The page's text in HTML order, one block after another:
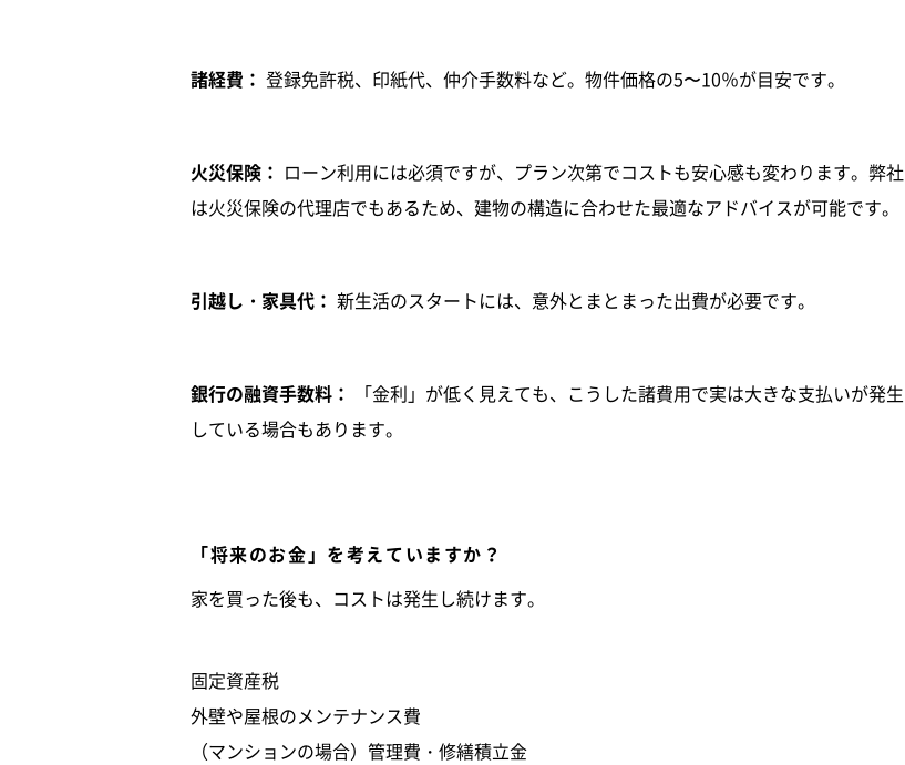
諸経費： 登録免許税、印紙代、仲介手数料など。物件価格の5〜10％が目安です。
火災保険： ローン利用には必須ですが、プラン次第でコストも安心感も変わります。弊社
は火災保険の代理店でもあるため、建物の構造に合わせた最適なアドバイスが可能です。
引越し・家具代： 新生活のスタートには、意外とまとまった出費が必要です。
銀行の融資手数料：
「金利」が低く見えても、こうした諸費用で実は大きな支払いが発生
している場合もあります。
「将来のお金」を考えていますか？
家を買った後も、コストは発生し続けます。
固定資産税
外壁や屋根のメンテナンス費
（マンションの場合）管理費・修繕積立金